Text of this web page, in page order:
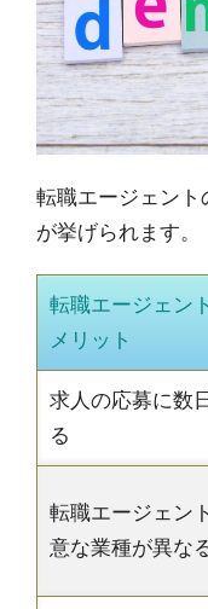
転職エージェン
が挙げられます。
転職エージェン
メリット
求人の応募に数
る
転職エージェン
意な業種が異な